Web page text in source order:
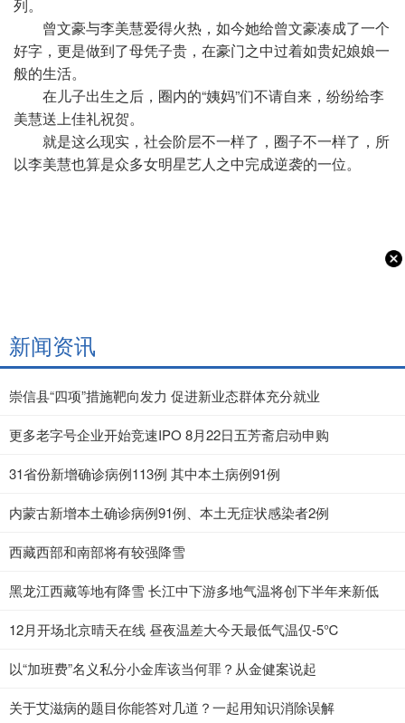
列。
曾文豪与李美慧爱得火热，如今她给曾文豪凑成了一个
好字，更是做到了母凭子贵，在豪门之中过着如贵妃娘娘一
般的生活。
在儿子出生之后，圈内的“姨妈”们不请自来，纷纷给李
美慧送上佳礼祝贺。
就是这么现实，社会阶层不一样了，圈子不一样了，所
以李美慧也算是众多女明星艺人之中完成逆袭的一位。
新闻资讯
崇信县“四项”措施靶向发力 促进新业态群体充分就业
更多老字号企业开始竞速IPO 8月22日五芳斋启动申购
31省份新增确诊病例113例 其中本土病例91例
内蒙古新增本土确诊病例91例、本土无症状感染者2例
西藏西部和南部将有较强降雪
黑龙江西藏等地有降雪 长江中下游多地气温将创下半年来新低
12月开场北京晴天在线 昼夜温差大今天最低气温仅-5℃
以“加班费”名义私分小金库该当何罪？从金健案说起
关于艾滋病的题目你能答对几道？一起用知识消除误解